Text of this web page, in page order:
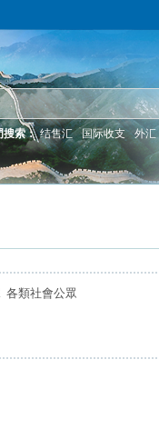
搜索： 结售汇 国际收支 外汇
各類社會公眾